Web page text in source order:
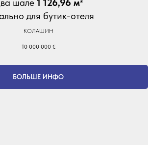
шале 1 126,96 м²
для бутик-отеля
КОЛАШИН
10 000 000 €
БОЛЬШЕ ИНФО